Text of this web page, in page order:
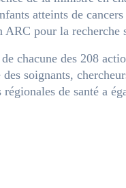
atteints de
pour la recherche
chacune des 208
soignants,
de santé a